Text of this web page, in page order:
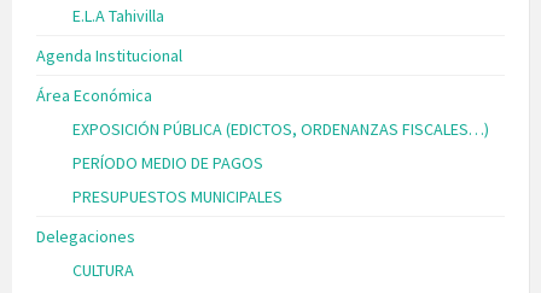
E.L.A Tahivilla
Agenda Institucional
Área Económica
EXPOSICIÓN PÚBLICA (EDICTOS, ORDENANZAS FISCALES…)
PERÍODO MEDIO DE PAGOS
PRESUPUESTOS MUNICIPALES
Delegaciones
CULTURA